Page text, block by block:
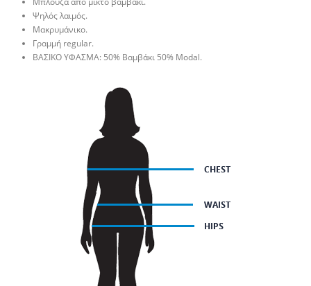
Ψηλός λαιμός.
Μακρυμάνικο.
Γραμμή regular.
ΒΑΣΙΚΟ ΥΦΑΣΜΑ: 50% Βαμβάκι 50% Modal.